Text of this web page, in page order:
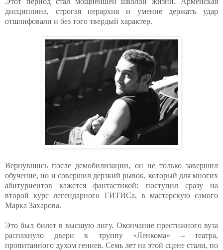
дисциплина, строгая иерархия и умение держать удар
отшлифовали и без того твердый характер.
Вернувшись после демобилизации, он не только завершил
обучение, но и совершил дерзкий рывок, который для многих
абитуриентов кажется фантастикой: поступил сразу на
второй курс легендарного ГИТИСа, в мастерскую самого
Марка Захарова.
Это был билет в высшую лигу. Окончание престижного вуза
распахнуло двери в труппу «Ленкома» – театра,
пропитанного духом гениев. Семь лет на этой сцене стали, по